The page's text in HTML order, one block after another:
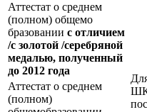
Аттестат о среднем
(полном) общемо
бразовании с отличием
/с золотой /серебряной
медалью, полученный
до 2012 года
ШК
Аттестат о среднем
(полном)